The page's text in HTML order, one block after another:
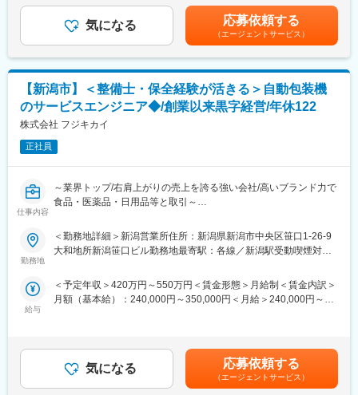
・新規拠点立ち上げに関わる
・エリア戦略の設計・実行をお任せ
・将来的にエリアの中核人材としての成長が期待出来る
■当社の強み
・ハードディスクの最終工程 世界シェアトップクラス：長年培っ
た研磨分野における独自ノウハウを武器に研磨関連製品の製造販
売を展開しています。特にハードディスク基板の最終研磨工程で
は世界シェアトップクラスです。
・挑戦を重んじる文化：入社年次に関わらず、裁量権を持って、
業務改善や組織改革などもご自身の意見で進めていただくことが
可能です。自身の挑戦が企業の成長に直結する環境です。
変更の範囲：会社の定める業務
す。
お客様の要望に合わせたレンタル品の提案及び見積り交渉が主た
る業務となります。
大手建設会社様を始め多くの企業と安定的な取引を実現していま
す。
社内外の様々な方と連携しながらひとつのプロジェクトを完成さ
せる為、
チームで取り組むことが好きな方、コミュニケーション力を生か
して喜ばれたい方にオススメです。
建物を建てる際に、一時的に使う材料・道具のことです。
建物が完成してしまえば必要なくなるものですが、仮設材なくし
新国立競技場やリニア新幹線、高速道路・鉄道網・港湾などのイ
ンフラや
■研修
最初の1年間は育成期間です。
配属部署の先輩社員と共に、理解度確認シートを用いながら
＞ご年収は、希望条件と経験・適正に応じて決定いたします。・
昇給・昇進あり・賞与有り：年2回 ･･･ 約4ヶ月分(※個人評価によ
る) ※ 賞与とは別途で、企業収益に連動した業績賞与制度が有りま
す（月給の約1ヶ月分）賃金はあくまでも目安の金額であり、選考
を通じて上下する可能性があります。月給(月額)は固定手当を含め
た表記です。
気になる 応募依頼する
（エージェントサービス）
【新潟市】＜整備士・保全経験が活きる＞自動包装機
のサービスエンジニア◆/創業以来黒字経営/年休122
株式会社 フジキカイ
正社員
仕事内容
～業界トップ/右肩上がりの売上を誇る強い会社/高いブランド力で
食品・医薬品・日用品等と取引～
ジに包まれており、「包装機械」は欠かせない存在です。そんな
包装機のサービスエンジニアをお任せします。
(1)定期メンテナンス
(2)生産設備の改善対応
頂きます。
■業務詳細
勤務地
＜勤務地詳細＞新潟営業所住所：新潟県新潟市中央区笹口1-26-9
大和地所新潟笹口ビル勤務地最寄駅：各線／新潟駅受動喫煙対
給与
＜予定年収＞420万円～550万円＜賃金形態＞月給制＜賃金内訳＞
月額（基本給）：240,000円～350,000円＜月給＞240,000円～
～９００万 GL:（課長）：１０００万～１２００万賃金はあくま
でも目安の金額であり、選考を通じて上下する可能性がありま
す。月給(月額)は固定手当を含めた表記です。
気になる 応募依頼する
（エージェントサービス）